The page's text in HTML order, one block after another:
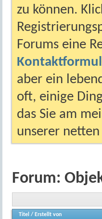
zu können.
Forums eine
aber ein
oft, einige
das Sie am
unserer
Forum:
Titel / Erstellt von